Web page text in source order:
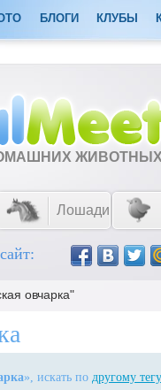
БЛОГИ КЛУБЫ
Лошади
овчарка"
», искать по другому тегу